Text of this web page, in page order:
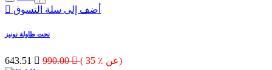
أضف إلى سلة التسوق
نحت طاولة نونيز
643.51  990.00 ( 35 ٪ عن)